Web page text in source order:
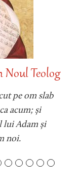
Noul Teolog
pe om slab
acum; și
lui Adam și
noi.